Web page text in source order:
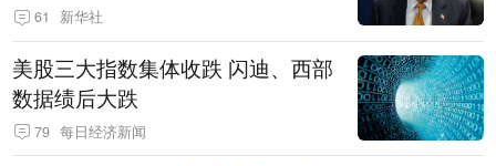
61 新华社
美股三大指数集体收跌 闪迪、西部
数据绩后大跌
79 每日经济新闻